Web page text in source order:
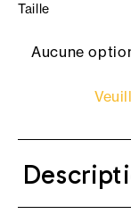
Taille
Aucune